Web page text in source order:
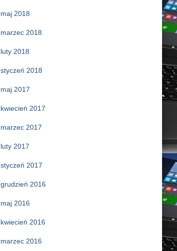
maj 2018
marzec 2018
luty 2018
styczeń 2018
maj 2017
kwiecień 2017
marzec 2017
luty 2017
styczeń 2017
grudzień 2016
maj 2016
kwiecień 2016
marzec 2016